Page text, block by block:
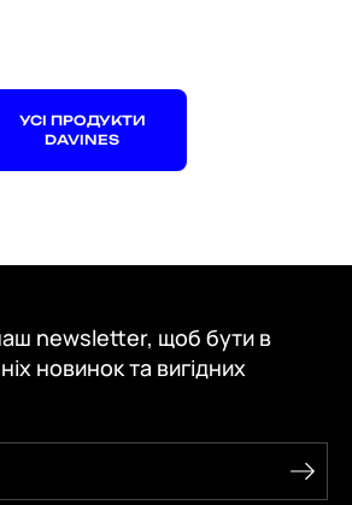
УСІ ПРОДУКТИ
DAVINES
newsletter, щоб бути в
новинок та вигідних